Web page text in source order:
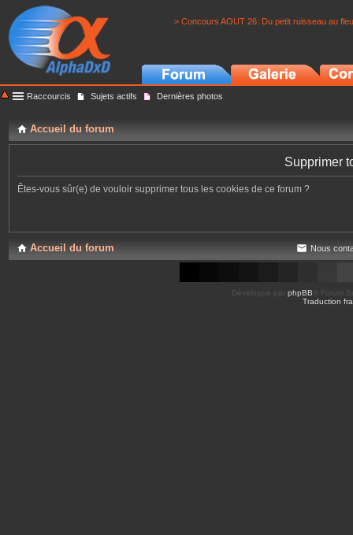
> Concours AOUT 26: Du petit ruisseau au
Raccourcis Sujets actifs Dernières photos
Accueil du forum
Supprimer
Êtes-vous sûr(e) de vouloir supprimer tous les cookies de ce forum ?
Accueil du forum Nous
Développé par phpBB ® Forum
Traduction